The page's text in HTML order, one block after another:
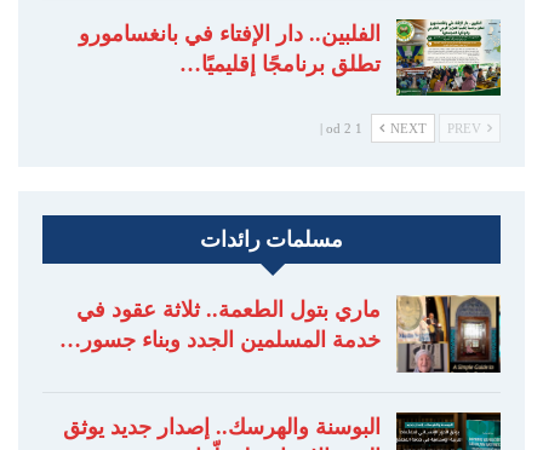
الفلبين.. دار الإفتاء في بانغسامورو
تطلق برنامجًا إقليميًا…
NEXT
1 od 2 |
مسلمات رائدات
ماري بتول الطعمة.. ثلاثة عقود في
خدمة المسلمين الجدد وبناء جسور…
البوسنة والهرسك.. إصدار جديد يوثق